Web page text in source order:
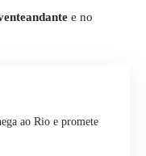
e no
ao Rio e promete